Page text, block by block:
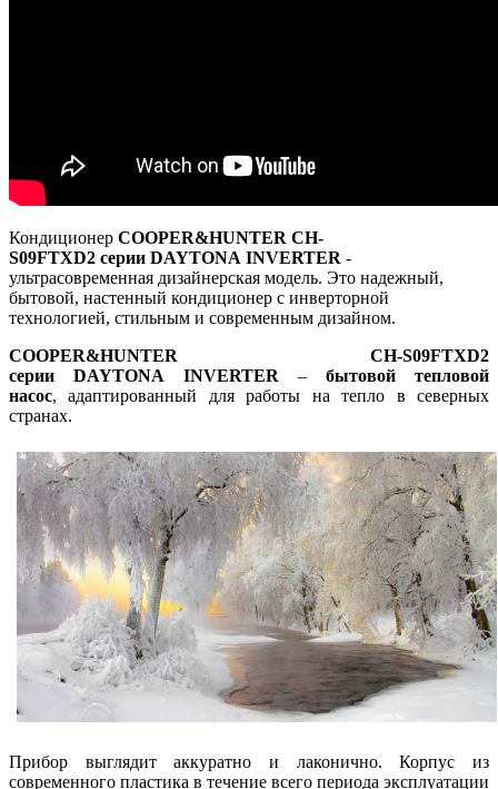
Кондиционер COOPER&HUNTER CH-
S09FTXD2 серии DAYTONA INVERTER -
ультрасовременная дизайнерская модель. Это надежный,
бытовой, настенный кондиционер с инверторной
технологией, стильным и современным дизайном.
COOPER&HUNTER CH-S09FTXD2
серии DAYTONA INVERTER – бытовой тепловой
насос,
адаптированный для работы на тепло в северных
странах.
Прибор выглядит аккуратно и лаконично. Корпус из
современного пластика в течение всего периода эксплуатации